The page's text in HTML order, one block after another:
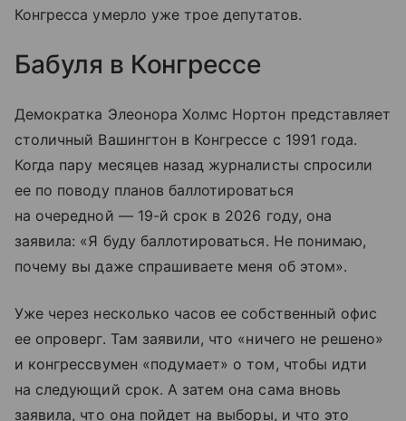
Конгресса умерло уже трое депутатов.
Бабуля в Конгрессе
Демократка Элеонора Холмс Нортон представляет
столичный Вашингтон в Конгрессе с 1991 года.
Когда пару месяцев назад журналисты спросили
ее по поводу планов баллотироваться
на очередной — 19-й срок в 2026 году, она
заявила: «Я буду баллотироваться. Не понимаю,
почему вы даже спрашиваете меня об этом».
Уже через несколько часов ее собственный офис
ее опроверг. Там заявили, что «ничего не решено»
и конгрессвумен «подумает» о том, чтобы идти
на следующий срок. А затем она сама вновь
заявила, что она пойдет на выборы, и что это